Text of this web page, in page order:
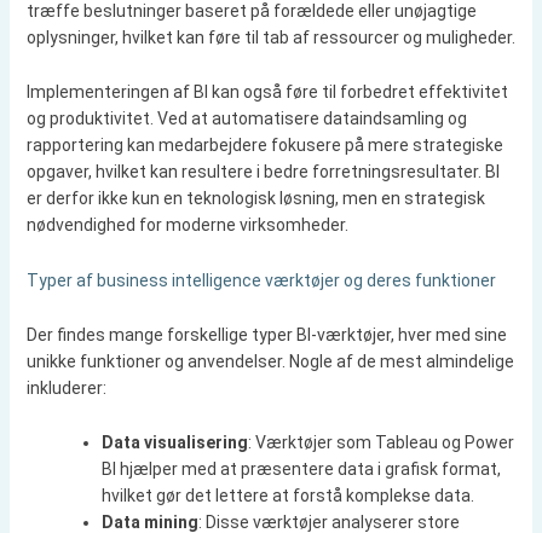
træffe beslutninger baseret på forældede eller unøjagtige
oplysninger, hvilket kan føre til tab af ressourcer og muligheder.
Implementeringen af BI kan også føre til forbedret effektivitet
og produktivitet. Ved at automatisere dataindsamling og
rapportering kan medarbejdere fokusere på mere strategiske
opgaver, hvilket kan resultere i bedre forretningsresultater. BI
er derfor ikke kun en teknologisk løsning, men en strategisk
nødvendighed for moderne virksomheder.
Typer af business intelligence værktøjer og deres funktioner
Der findes mange forskellige typer BI-værktøjer, hver med sine
unikke funktioner og anvendelser. Nogle af de mest almindelige
inkluderer:
Data visualisering: Værktøjer som Tableau og Power
BI hjælper med at præsentere data i grafisk format,
hvilket gør det lettere at forstå komplekse data.
Data mining: Disse værktøjer analyserer store